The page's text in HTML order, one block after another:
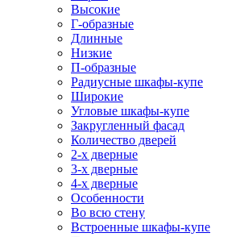
Высокие
Г-образные
Длинные
Низкие
П-образные
Радиусные шкафы-купе
Широкие
Угловые шкафы-купе
Закругленный фасад
Количество дверей
2-х дверные
3-х дверные
4-х дверные
Особенности
Во всю стену
Встроенные шкафы-купе